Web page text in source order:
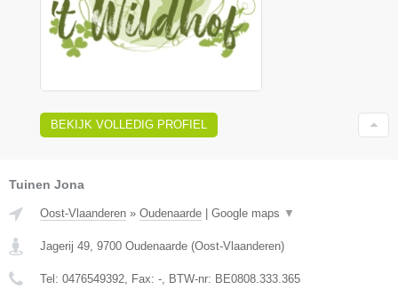
BEKIJK VOLLEDIG PROFIEL
Tuinen Jona
Oost-Vlaanderen » Oudenaarde Google maps ▼
Jagerij 49 9700 Oudenaarde (Oost-Vlaanderen)
Tel: 0476549392 , Fax: - , BTW-nr: BE0808.333.365